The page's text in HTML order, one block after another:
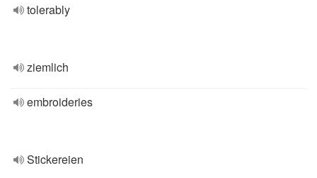
tolerably
ziemlich
embroideries
Stickereien